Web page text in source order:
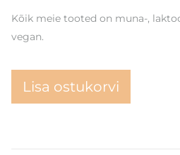
Kõik meie tooted on muna-,
vegan.
Lisa ostukorvi